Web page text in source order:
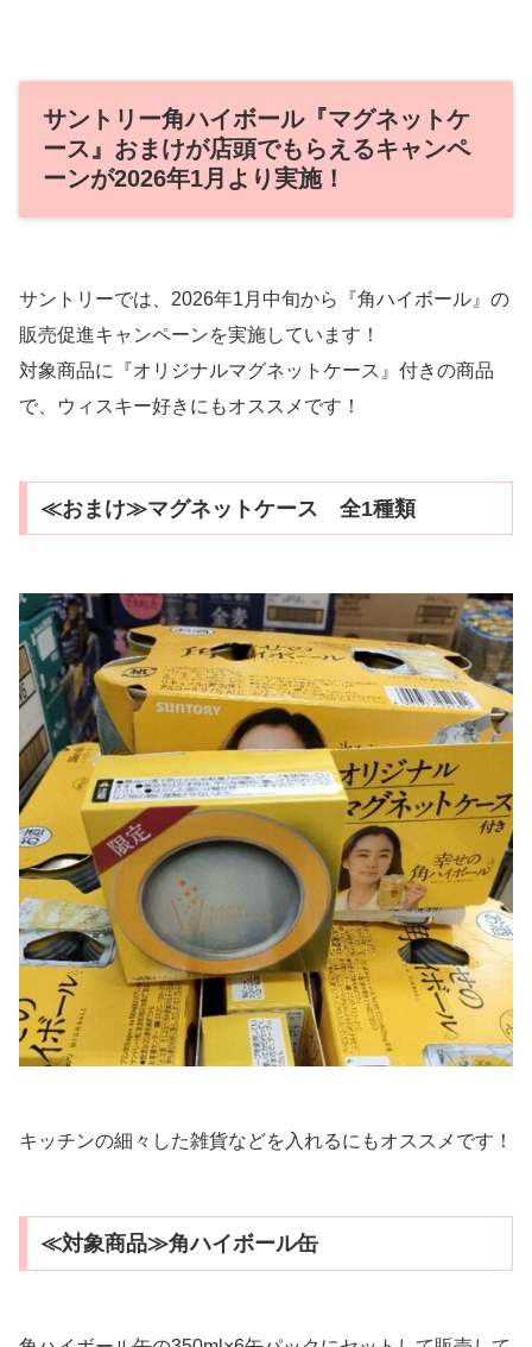
サントリー角ハイボール『マグネットケ
ース』おまけが店頭でもらえるキャンペ
ーンが2026年1月より実施！
サントリーでは、2026年1月中旬から『角ハイボール』の
販売促進キャンペーンを実施しています！
対象商品に『オリジナルマグネットケース』付きの商品
で、ウィスキー好きにもオススメです！
≪おまけ≫マグネットケース 全1種類
キッチンの細々した雑貨などを入れるにもオススメです！
≪対象商品≫角ハイボール缶